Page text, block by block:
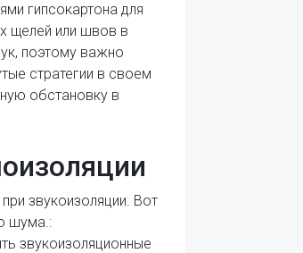
гипсокартона для
щелей или швов в
поэтому важно
стратегии в своем
обстановку в
звукоизоляции. Вот
шума.:
звукоизоляционные